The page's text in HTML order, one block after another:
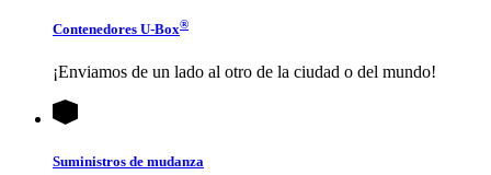
Contenedores U-Box®
¡Enviamos de un lado al otro de la ciudad o del mundo!
Suministros de mudanza